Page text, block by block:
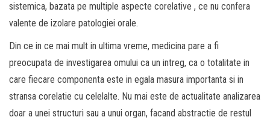
sistemica, bazata pe multiple aspecte corelative , ce nu confera
valente de izolare patologiei orale.
Din ce in ce mai mult in ultima vreme, medicina pare a fi
preocupata de investigarea omului ca un intreg, ca o totalitate in
care fiecare compo­nenta este in egala masura importanta si in
stransa corelatie cu celelalte. Nu mai este de actualitate analizarea
doar a unei structuri sau a unui organ, facand abstractie de restul